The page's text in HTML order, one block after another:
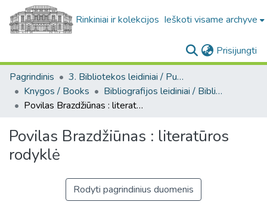
Rinkiniai ir kolekcijos Ieškoti visame archyve
Prisijungti
Pagrindinis
3. Bibliotekos leidiniai / Publications of the Library
Knygos / Books
Bibliografijos leidiniai / Bibliographic publications
Povilas Brazdžiūnas : literatūros rodyklė
Povilas Brazdžiūnas : literatūros
rodyklė
Rodyti pagrindinius duomenis